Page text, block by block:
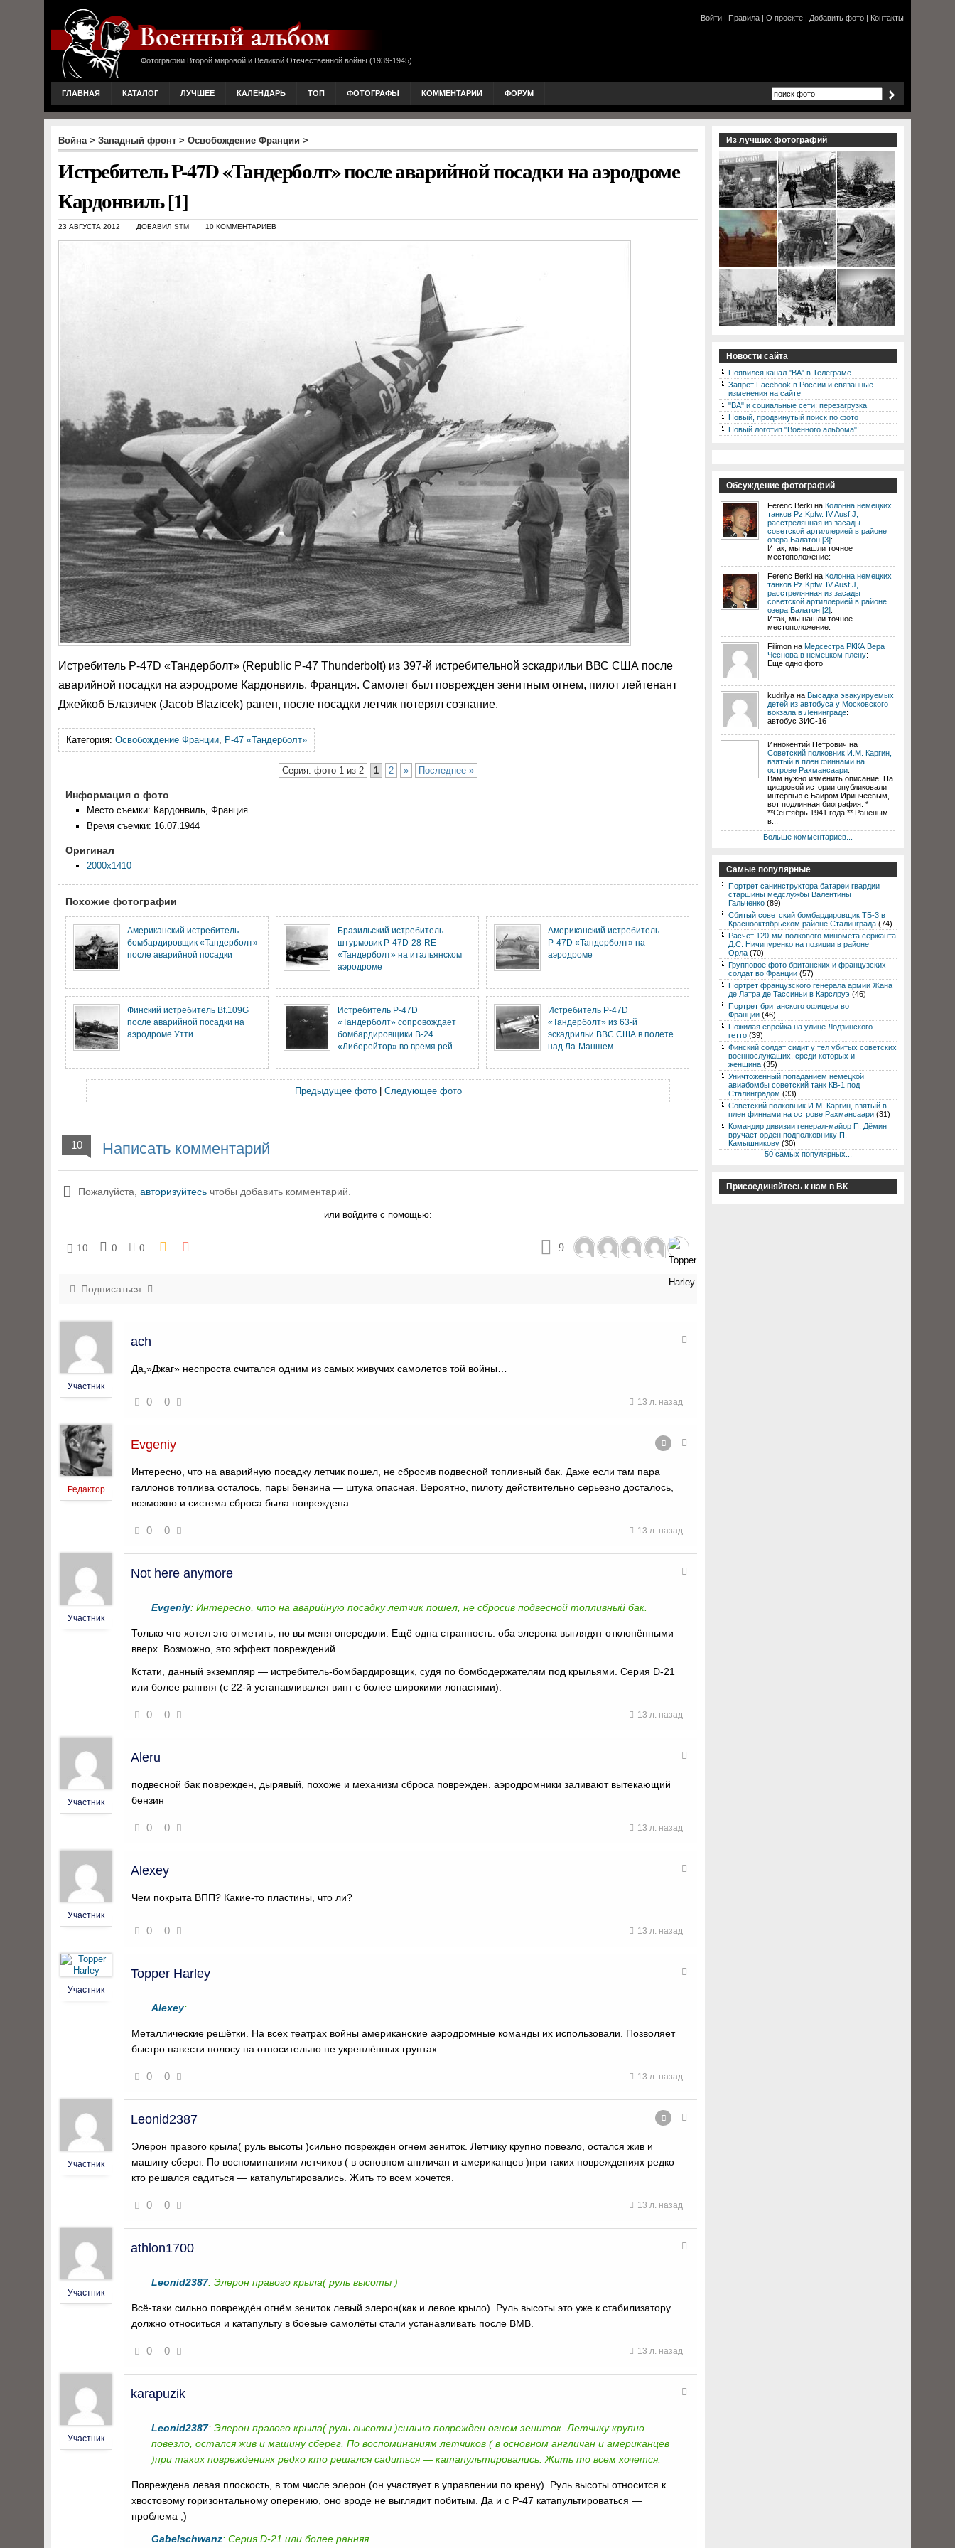
Фотографии Второй мировой и Великой Отечественной войны (1939-1945)
Войти | Правила | О проекте | Добавить фото | Контакты
ГЛАВНАЯ КАТАЛОГ ЛУЧШЕЕ КАЛЕНДАРЬ ТОП ФОТОГРАФЫ КОММЕНТАРИИ ФОРУМ
Война> Западный фронт > Освобождение Франции >
Истребитель P-47D «Тандерболт» после аварийной посадки на аэродроме
Кардонвиль [1]
23 АВГУСТА 2012 ДОБАВИЛ STM 10 КОММЕНТАРИЕВ
Истребитель P-47D «Тандерболт» (Republic P-47 Thunderbolt) из 397-й истребительной эскадрильи ВВС США после
аварийной посадки на аэродроме Кардонвиль, Франция. Самолет был поврежден зенитным огнем, пилот лейтенант
Джейкоб Блазичек (Jacob Blazicek) ранен, после посадки летчик потерял сознание.
Категория: Освобождение Франции, P-47 «Тандерболт»
Серия: фото 1 из 2 1 2 » Последнее »
Информация о фото
Место съемки: Кардонвиль, Франция
Время съемки: 16.07.1944
Оригинал
2000x1410
Похожие фотографии
Американский истребитель-
бомбардировщик «Тандерболт»
после аварийной посадки
Бразильский истребитель-
штурмовик P-47D-28-RE
«Тандерболт» на итальянском
аэродроме
Американский истребитель
Р-47D «Тандерболт» на
аэродроме
Финский истребитель Bf.109G
после аварийной посадки на
аэродроме Утти
Истребитель P-47D
«Тандерболт» сопровождает
бомбардировщики B-24
«Либерейтор» во время рей...
Истребитель P-47D
«Тандерболт» из 63-й
эскадрильи ВВС США в полете
над Ла-Маншем
Предыдущее фото| Следующее фото
10 Написать комментарий
Пожалуйста, авторизуйтесь чтобы добавить комментарий.
или войдите с помощью:
10 0 0 9
Подписаться
Участник
ach
Да,»Джаг» неспроста считался одним из самых живучих самолетов той войны…
0 0 13 л. назад
Редактор
Evgeniy
Интересно, что на аварийную посадку летчик пошел, не сбросив подвесной топливный бак. Даже если там пара
галлонов топлива осталось, пары бензина — штука опасная. Вероятно, пилоту действительно серьезно досталось,
возможно и система сброса была повреждена.
0 0 13 л. назад
Участник
Not here anymore
Evgeniy: Интересно, что на аварийную посадку летчик пошел, не сбросив подвесной топливный бак.
Только что хотел это отметить, но вы меня опередили. Ещё одна странность: оба элерона выглядят отклонёнными
вверх. Возможно, это эффект повреждений.
Кстати, данный экземпляр — истребитель-бомбардировщик, судя по бомбодержателям под крыльями. Серия D-21
или более ранняя (с 22-й устанавливался винт с более широкими лопастями).
0 0 13 л. назад
Участник
Aleru
подвесной бак поврежден, дырявый, похоже и механизм сброса поврежден. аэродромники заливают вытекающий
бензин
0 0 13 л. назад
Участник
Alexey
Чем покрыта ВПП? Какие-то пластины, что ли?
0 0 13 л. назад
Участник
Topper Harley
Alexey:
Металлические решётки. На всех театрах войны американские аэродромные команды их использовали. Позволяет
быстро навести полосу на относительно не укреплённых грунтах.
0 0 13 л. назад
Участник
Leonid2387
Элерон правого крыла( руль высоты )сильно поврежден огнем зениток. Летчику крупно повезло, остался жив и
машину сберег. По воспоминаниям летчиков ( в основном англичан и американцев )при таких повреждениях редко
кто решался садиться — катапультировались. Жить то всем хочется.
0 0 13 л. назад
Участник
athlon1700
Leonid2387: Элерон правого крыла( руль высоты )
Всё-таки сильно повреждён огнём зениток левый элерон(как и левое крыло). Руль высоты это уже к стабилизатору
должно относиться и катапульту в боевые самолёты стали устанавливать после ВМВ.
0 0 13 л. назад
Участник
karapuzik
Leonid2387: Элерон правого крыла( руль высоты )сильно поврежден огнем зениток. Летчику крупно
повезло, остался жив и машину сберег. По воспоминаниям летчиков ( в основном англичан и американцев
)при таких повреждениях редко кто решался садиться — катапультировались. Жить то всем хочется.
Повреждена левая плоскость, в том числе элерон (он участвует в управлении по крену). Руль высоты относится к
хвостовому горизонтальному оперению, оно вроде не выглядит побитым. Да и с P-47 катапультироваться —
проблема ;)
Gabelschwanz: Серия D-21 или более ранняя
Из лучших фотографий
Новости сайта
Появился канал "ВА" в Телеграме
Запрет Facebook в России и связанные
изменения на сайте
"ВА" и социальные сети: перезагрузка
Новый, продвинутый поиск по фото
Новый логотип "Военного альбома"!
Обсуждение фотографий
Ferenc Berki на Колонна немецких
танков Pz.Kpfw. IV Ausf.J,
расстрелянная из засады
советской артиллерией в районе
озера Балатон [3]:
Итак, мы нашли точное
местоположение:
Ferenc Berki на Колонна немецких
танков Pz.Kpfw. IV Ausf.J,
расстрелянная из засады
советской артиллерией в районе
озера Балатон [2]:
Итак, мы нашли точное
местоположение:
Filimon на Медсестра РККА Вера
Чеснова в немецком плену:
Еще одно фото
kudrilya на Высадка эвакуируемых
детей из автобуса у Московского
вокзала в Ленинграде:
автобус ЗИС-16
Иннокентий Петрович на
Советский полковник И.М. Каргин,
взятый в плен финнами на
острове Рахмансаари:
Вам нужно изменить описание. На
цифровой истории опубликовали
интервью с Баиром Иринчеевым,
вот подлинная биография: *
**Сентябрь 1941 года:** Раненым
в...
Больше комментариев...
Самые популярные
Портрет санинструктора батареи гвардии
старшины медслужбы Валентины
Гальченко (89)
Сбитый советский бомбардировщик ТБ-3 в
Краснооктябрьском районе Сталинграда (74)
Расчет 120-мм полкового миномета сержанта
Д.С. Ничипуренко на позиции в районе
Орла (70)
Групповое фото британских и французских
солдат во Франции (57)
Портрет французского генерала армии Жана
де Латра де Тассиньи в Карслруэ (46)
Портрет британского офицера во
Франции (46)
Пожилая еврейка на улице Лодзинского
гетто (39)
Финский солдат сидит у тел убитых советских
военнослужащих, среди которых и
женщина (35)
Уничтоженный попаданием немецкой
авиабомбы советский танк КВ-1 под
Сталинградом (33)
Советский полковник И.М. Каргин, взятый в
плен финнами на острове Рахмансаари (31)
Командир дивизии генерал-майор П. Дёмин
вручает орден подполковнику П.
Камышникову (30)
50 самых популярных...
Присоединяйтесь к нам в ВК